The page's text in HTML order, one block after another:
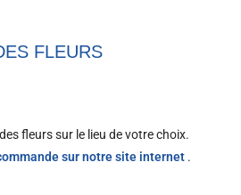
FLEURS
fleurs sur le lieu de votre choix.
sur notre site internet .